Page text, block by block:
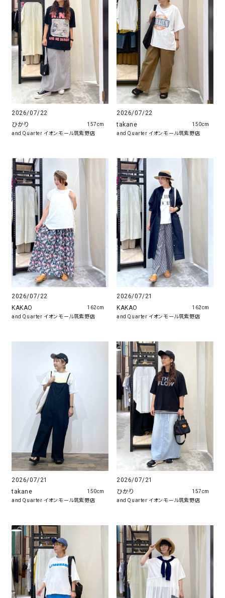
2026/07/22
ひかり
and Quarter イオンモール筑紫野店
157cm
2026/07/22
takane
and Quarter イオンモール筑紫野店
150cm
2026/07/22
KAKAO
and Quarter イオンモール筑紫野店
162cm
2026/07/21
KAKAO
and Quarter イオンモール筑紫野店
162cm
2026/07/21
takane
and Quarter イオンモール筑紫野店
150cm
2026/07/21
ひかり
and Quarter イオンモール筑紫野店
157cm